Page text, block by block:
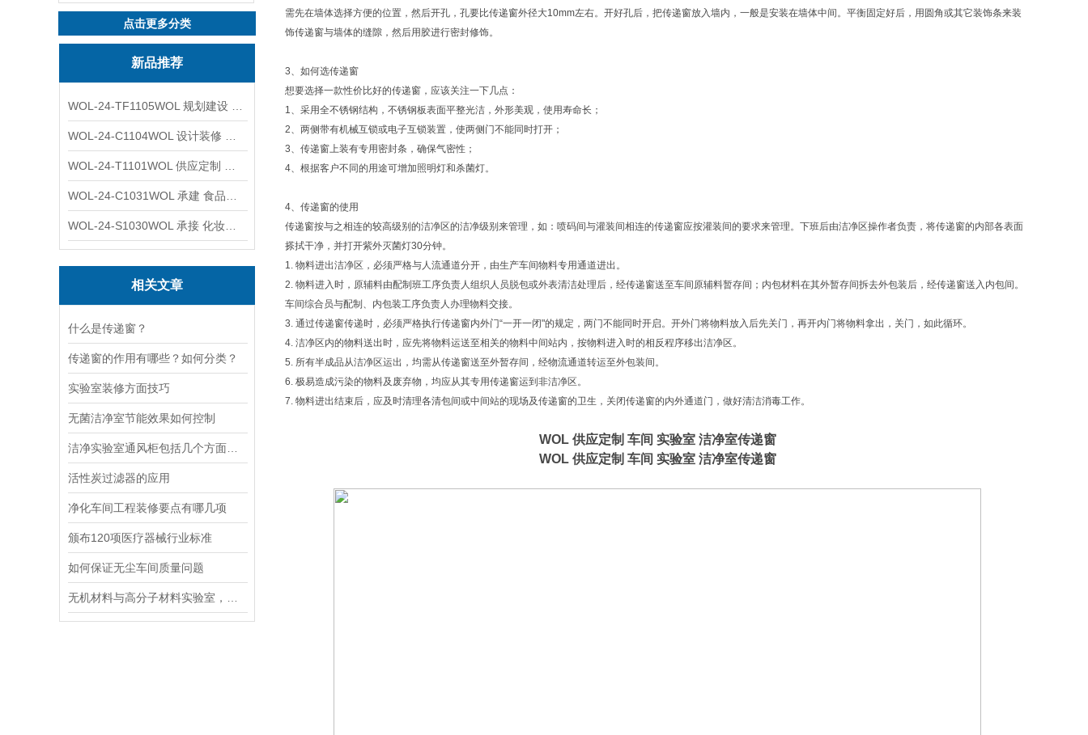
点击更多分类
新品推荐
相关文章
什么是传递窗？
传递窗的作用有哪些？如何分类？
实验室装修方面技巧
无菌洁净室节能效果如何控制
活性炭过滤器的应用
净化车间工程装修要点有哪几项
颁布120项医疗器械行业标准
如何保证无尘车间质量问题
需先在墙体选择方便的位置，然后开孔，孔要比传递窗外径大10mm左右。开好孔后，把传递窗放入墙内，一般是安装在墙体中间。平衡固定好后，用圆角或其它装饰条来装
饰传递窗与墙体的缝隙，然后用胶进行密封修饰。
3、如何选传递窗
想要选择一款性价比好的传递窗，应该关注一下几点：
1、采用全不锈钢结构，不锈钢板表面平整光洁，外形美观，使用寿命长；
2、两侧带有机械互锁或电子互锁装置，使两侧门不能同时打开；
3、传递窗上装有专用密封条，确保气密性；
4、根据客户不同的用途可增加照明灯和杀菌灯。
4、传递窗的使用
传递窗按与之相连的较高级别的洁净区的洁净级别来管理，如：喷码间与灌装间相连的传递窗应按灌装间的要求来管理。下班后由洁净区操作者负责，将传递窗的内部各表面
搽拭干净，并打开紫外灭菌灯30分钟。
1. 物料进出洁净区，必须严格与人流通道分开，由生产车间物料专用通道进出。
2. 物料进入时，原辅料由配制班工序负责人组织人员脱包或外表清洁处理后，经传递窗送至车间原辅料暂存间；内包材料在其外暂存间拆去外包装后，经传递窗送入内包间。
车间综合员与配制、内包装工序负责人办理物料交接。
3. 通过传递窗传递时，必须严格执行传递窗内外门“一开一闭"的规定，两门不能同时开启。开外门将物料放入后先关门，再开内门将物料拿出，关门，如此循环。
4. 洁净区内的物料送出时，应先将物料运送至相关的物料中间站内，按物料进入时的相反程序移出洁净区。
5. 所有半成品从洁净区运出，均需从传递窗送至外暂存间，经物流通道转运至外包装间。
6. 极易造成污染的物料及废弃物，均应从其专用传递窗运到非洁净区。
7. 物料进出结束后，应及时清理各清包间或中间站的现场及传递窗的卫生，关闭传递窗的内外通道门，做好清洁消毒工作。
WOL 供应定制 车间 实验室 洁净室传递窗
WOL 供应定制 车间 实验室 洁净室传递窗